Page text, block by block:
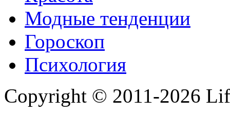
Модные тенденции
Гороскоп
Психология
Copyright © 2011-2026